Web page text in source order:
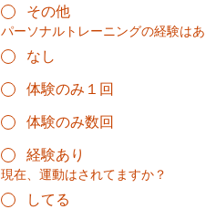
その他
パーソナルトレーニングの経験は
なし
体験のみ１回
体験のみ数回
経験あり
現在、運動はされてますか？
してる